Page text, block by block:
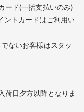
ード(一括支払いのみ)
ントカードはご利用い
ないお客様はスタッ
日夕方以降となりま